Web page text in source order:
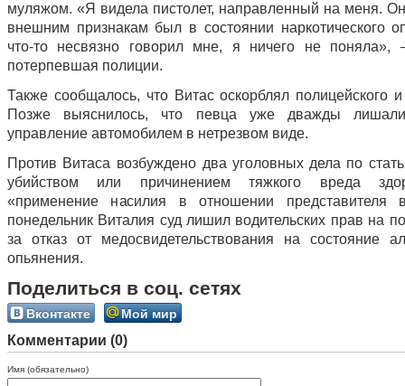
муляжом. «Я видела пистолет, направленный на меня.
внешним признакам был в состоянии наркотического
что-то несвязно говорил мне, я ничего не поняла»,
потерпевшая полиции.
Также сообщалось, что Витас оскорблял полицейского
Позже выяснилось, что певца уже дважды
управление автомобилем в нетрезвом виде.
Против Витаса возбуждено два уголовных дела по
убийством или причинением тяжкого вреда
«применение насилия в отношении представителя
понедельник Виталия суд лишил водительских прав на
за отказ от медосвидетельствования на состояние
опьянения.
Поделиться в соц. сетях
Вконтакте Мой мир
Комментарии (0)
Имя (обязательно)